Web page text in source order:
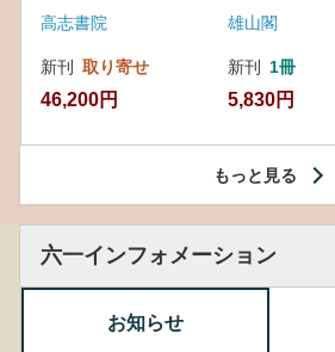
高志書院
新刊 取り寄せ
46,200円
雄山閣
新刊 1冊
5,830円
もっと見る
六一インフォメーション
お知らせ